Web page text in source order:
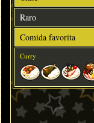
Raro
Comida favorita
Curry